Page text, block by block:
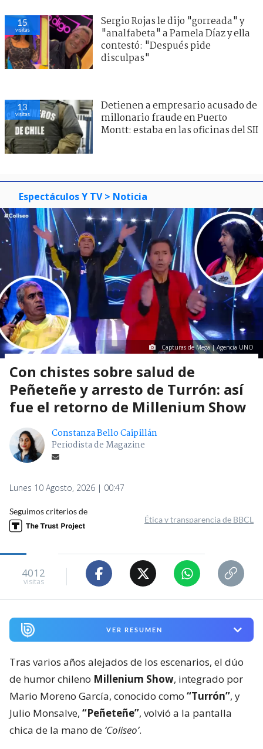
15
visitas
Sergio Rojas le dijo "gorreada" y
"analfabeta" a Pamela Díaz y ella
contestó: "Después pide
disculpas"
13
visitas
Detienen a empresario acusado de
millonario fraude en Puerto
Montt: estaba en las oficinas del SII
Espectáculos Y TV > Noticia
Capturas de Mega | Agencia UNO
Con chistes sobre salud de
Peñeteñe y arresto de Turrón: así
fue el retorno de Millenium Show
Constanza Bello Caipillán
Periodista de Magazine
Lunes 10 Agosto, 2026 | 00:47
Seguimos criterios de
Ética y transparencia de BBCL
4012
visitas
VER RESUMEN
Tras varios años alejados de los escenarios, el dúo
de humor chileno Millenium Show, integrado por
Mario Moreno García, conocido como “Turrón”, y
Julio Monsalve, “Peñeteñe”, volvió a la pantalla
chica de la mano de ‘Coliseo’.